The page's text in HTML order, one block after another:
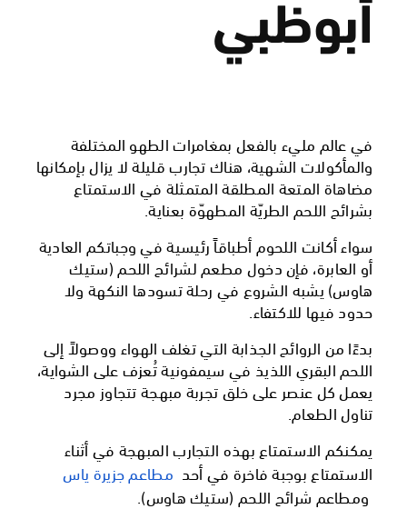
أبوظبي
في عالم مليء بالفعل بمغامرات الطهو المختلفة
والمأكولات الشهية، هناك تجارب قليلة لا يزال بإمكانها
مضاهاة المتعة المطلقة المتمثلة في الاستمتاع
بشرائح اللحم الطريّة المطهوّة بعناية.
سواء أكانت اللحوم أطباقاً رئيسية في وجباتكم العادية
أو العابرة، فإن دخول مطعم لشرائح اللحم (ستيك
هاوس) يشبه الشروع في رحلة تسودها النكهة ولا
حدود فيها للاكتفاء.
بدءًا من الروائح الجذابة التي تغلف الهواء ووصولاً إلى
اللحم البقري اللذيذ في سيمفونية تُعزف على الشواية،
يعمل كل عنصر على خلق تجربة مبهجة تتجاوز مجرد
تناول الطعام.
يمكنكم الاستمتاع بهذه التجارب المبهجة في أثناء
الاستمتاع بوجبة فاخرة في أحد مطاعم جزيرة ياس
ومطاعم شرائح اللحم (ستيك هاوس).